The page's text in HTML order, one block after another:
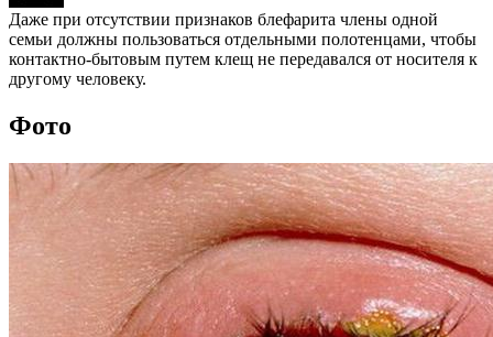
Даже при отсутствии признаков блефарита члены одной
семьи должны пользоваться отдельными полотенцами, чтобы
контактно-бытовым путем клещ не передавался от носителя к
другому человеку.
Фото